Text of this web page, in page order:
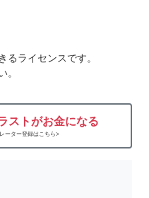
るライセンスです。
。
ストがお金になる
ーター登録はこちら>